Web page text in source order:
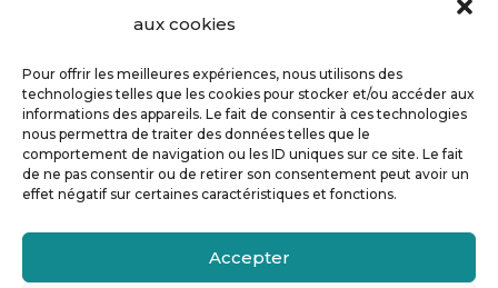
aux cookies
Pour offrir les meilleures expériences, nous utilisons des
technologies telles que les cookies pour stocker et/ou accéder aux
informations des appareils. Le fait de consentir à ces technologies
nous permettra de traiter des données telles que le
comportement de navigation ou les ID uniques sur ce site. Le fait
de ne pas consentir ou de retirer son consentement peut avoir un
effet négatif sur certaines caractéristiques et fonctions.
Accepter
No Result Website Carbon